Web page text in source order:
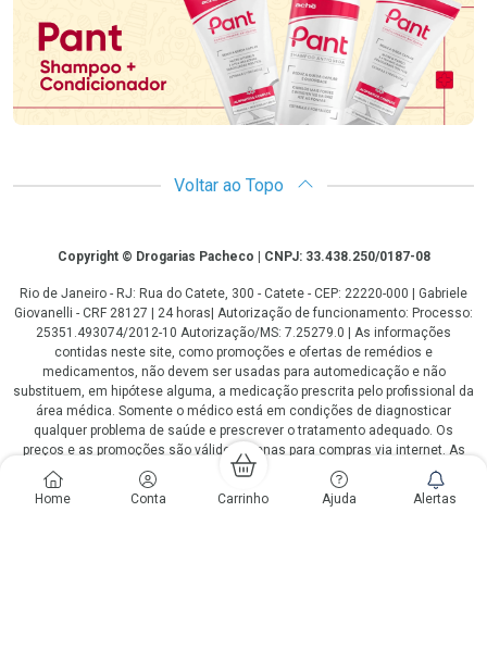
Home Conta Carrinho Ajuda Alertas
Voltar ao Topo
CopyrightCopyright © Drogarias Pacheco | CNPJ: 33.438.250/0187-08
Rio de Janeiro - RJ: Rua do Catete, 300 - Catete - CEP: 22220-000 | Gabriele
Giovanelli - CRF 28127 | 24 horas| Autorização de funcionamento: Processo:
25351.493074/2012-10 Autorização/MS: 7.25279.0 | As informações
contidas neste site, como promoções e ofertas de remédios e
medicamentos, não devem ser usadas para automedicação e não
substituem, em hipótese alguma, a medicação prescrita pelo profissional da
área médica. Somente o médico está em condições de diagnosticar
qualquer problema de saúde e prescrever o tratamento adequado. Os
preços e as promoções são válidos apenas para compras via internet. As
fotos contidas em nosso site são meramente ilustrativas. *Preços e
disponibilidade sujeitos a alterações no decorrer do dia. Antibióticos e
antimicrobianos vendas apenas em lojas físicas ou televendas. Portaria nº